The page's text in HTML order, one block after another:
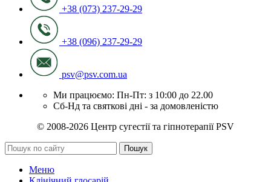
+38 (073) 237-29-29
+38 (096) 237-29-29
psv@psv.com.ua
Ми працюємо: Пн-Пт: з 10:00 до 22.00
Сб-Нд та святкові дні - за домовленістю
© 2008-2026 Центр сугестії та гіпнотерапії PSV
Пошук
Меню